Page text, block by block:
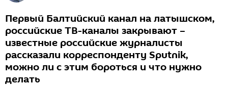
Первый Балтийский канал на латышском,
российские ТВ-каналы закрывают –
известные российские журналисты
рассказали корреспонденту Sputnik,
можно ли с этим бороться и что нужно
делать